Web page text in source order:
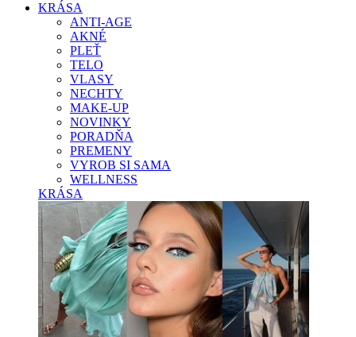
KRÁSA
ANTI-AGE
AKNÉ
PLEŤ
TELO
VLASY
NECHTY
MAKE-UP
NOVINKY
PORADŇA
PREMENY
VYROB SI SAMA
WELLNESS
KRÁSA